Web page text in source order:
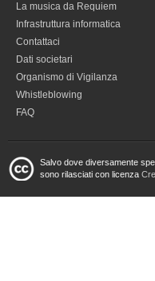
La musica da Requiem
Infrastruttura informatica
Contattaci
Dati societari
Organismo di Vigilanza
Whistleblowing
FAQ
Salvo dove diversamente
sono rilasciati con licenza